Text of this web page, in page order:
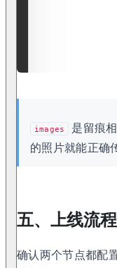
images 是留痕
的照片就能正确
五、上线流
确认两个节点都配